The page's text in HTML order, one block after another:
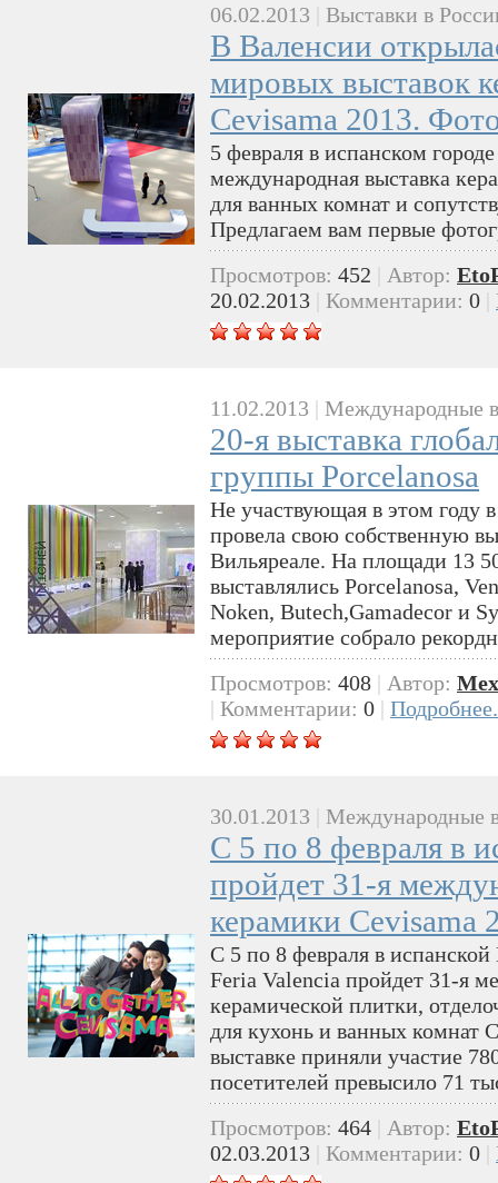
06.02.2013 Выставки в
В Валенсии
мировых выставок
Cevisama 2013.
5 февраля в испанском
международная выставка
для ванных комнат и
Предлагаем вам первые
Просмотров: 452 Автор:
20.02.2013
Комментарии: 0
11.02.2013 | Международные
20-я выставка
группы Porcelanosa
Не участвующая в этом году
провела свою собственную
Вильяреале. На площади 13
выставлялись Porcelanosa,
Noken, Butech,Gamadecor и
мероприятие собрало
Просмотров: 408 | Автор:
| Комментарии: 0 |
30.01.2013 Международные
C 5 по 8 февраля в
пройдет 31-я
керамики Cevisama
C 5 по 8 февраля в
Feria Valencia пройдет 31-я
керамической плитки,
для кухонь и ванных комнат
выставке приняли участие
посетителей превысило 71
Просмотров: 464 Автор:
02.03.2013
Комментарии: 0